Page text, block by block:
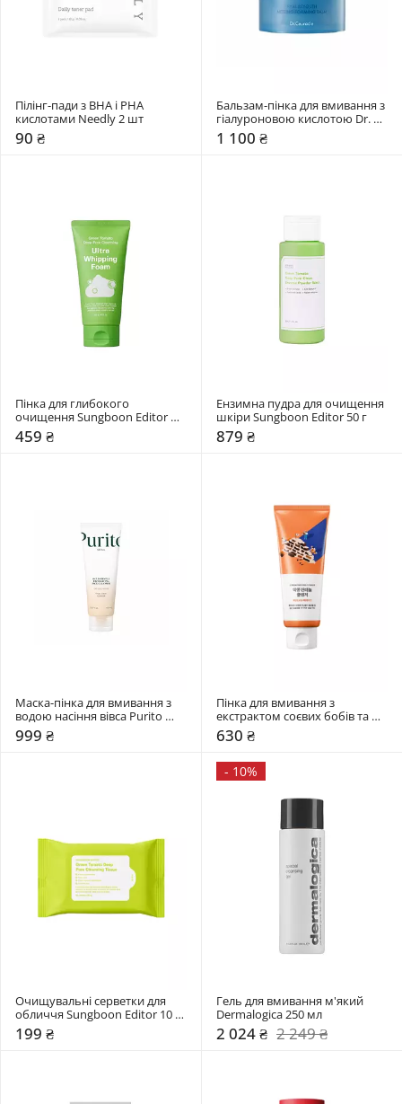
Пілінг-пади з BHA і PHA
кислотами Needly 2 шт
90 ₴
Бальзам-пінка для вмивання з
гіалуроновою кислотою Dr.
Ceuracle 100 мл
1 100 ₴
Пінка для глибокого
очищення Sungboon Editor
120 гр
459 ₴
Ензимна пудра для очищення
шкіри Sungboon Editor 50 г
879 ₴
Маска-пінка для вмивання з
водою насіння вівса Purito
Seoul 150 мл
999 ₴
Пінка для вмивання з
екстрактом соєвих бобів та
пантенолом Round Lab 150 мл
630 ₴
Очищувальні серветки для
обличчя Sungboon Editor 10
шт
199 ₴
- 10%
Гель для вмивання м'який
Dermalogica 250 мл
2 024 ₴ 2 249 ₴